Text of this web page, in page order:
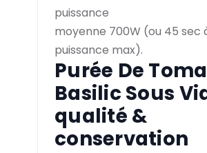
puissance
moyenne 700W (ou 45 sec
puissance max).
Purée De
Basilic Sous
qualité &
conservation